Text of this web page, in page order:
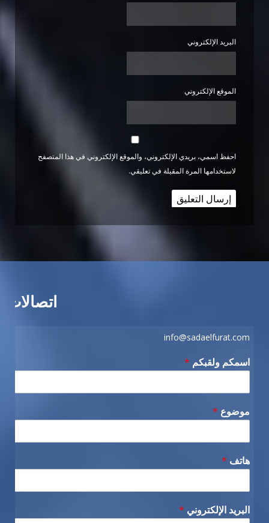
البريد الإلكتروني
الموقع الإلكتروني
احفظ اسمي، بريدي الإلكتروني، والموقع الإلكتروني في هذا المتصفح
لاستخدامها المرة المقبلة في تعليقي.
اتصالات
info@sadaelfurat.com
اسمكم ولقبكم *
موضوع *
هاتف *
البريد الإلكتروني *